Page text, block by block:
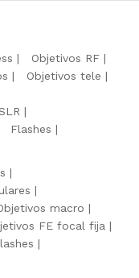
Objetivos RF
Objetivos tele
Flashes
macro
FE focal fija